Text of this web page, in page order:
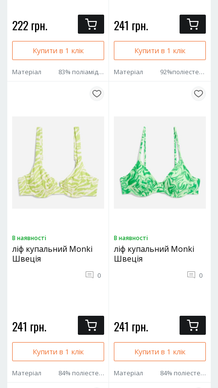
222 грн.
Купити в 1 клік
Матеріал 83% поліамід 11% металізоване волокно 6% еластан
241 грн.
Купити в 1 клік
Матеріал 92%поліестер 8% еластан
В наявностi
ліф купальний Monki
Швеція
0
241 грн.
Купити в 1 клік
Матеріал 84% поліестер 16% еластан
В наявностi
ліф купальний Monki
Швеція
0
241 грн.
Купити в 1 клік
Матеріал 84% поліестер 16% еластан